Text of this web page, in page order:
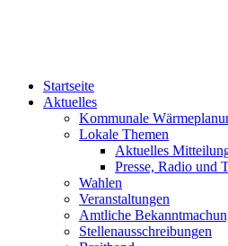
Startseite
Aktuelles
Kommunale
Lokale Themen
Aktuelles
Presse, Radio und
Wahlen
Veranstaltungen
Amtliche
Stellenausschreibungen